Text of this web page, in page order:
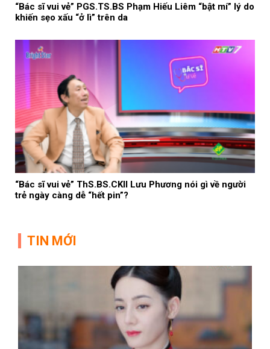
“Bác sĩ vui vẻ” PGS.TS.BS Phạm Hiếu Liêm “bật mí” lý do
khiến sẹo xấu “ở lì” trên da
“Bác sĩ vui vẻ” ThS.BS.CKII Lưu Phương nói gì về người
trẻ ngày càng dễ “hết pin”?
TIN MỚI